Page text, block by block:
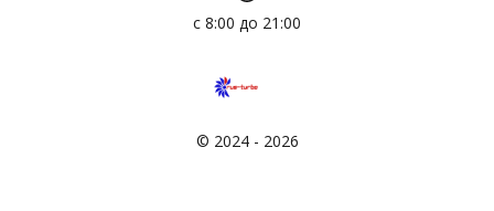
© 2024 - 2026
с 8:00 до 21:00